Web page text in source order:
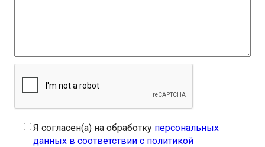
Я согласен(а) на обработку персональных
данных в соответствии с политикой